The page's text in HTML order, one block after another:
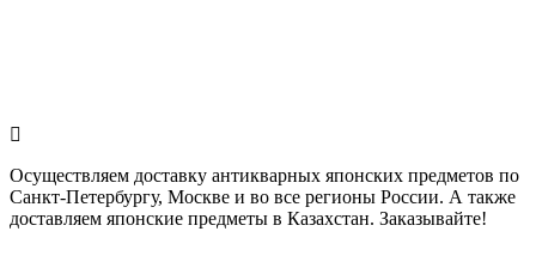
Осуществляем доставку антикварных японских предметов по
Санкт-Петербургу, Москве и во все регионы России. А также
доставляем японские предметы в Казахстан. Заказывайте!